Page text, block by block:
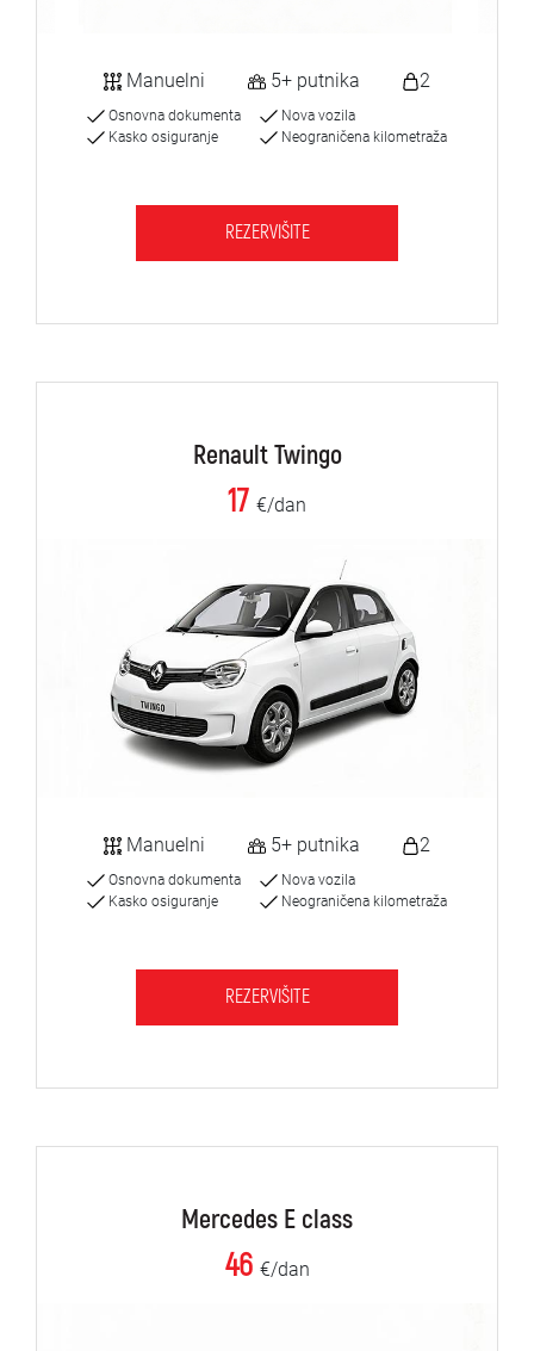
Manuelni 5+ putnika 2
Osnovna dokumenta
Kasko osiguranje
Nova vozila
Neograničena kilometraža
REZERVIŠITE
Renault Twingo
17 €/dan
Manuelni 5+ putnika 2
Osnovna dokumenta
Kasko osiguranje
Nova vozila
Neograničena kilometraža
REZERVIŠITE
Mercedes E class
46 €/dan